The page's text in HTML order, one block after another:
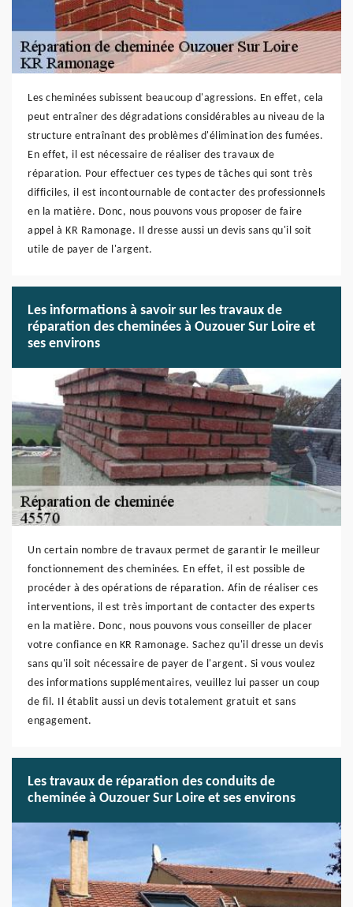
Les cheminées subissent beaucoup d'agressions. En effet, cela
peut entraîner des dégradations considérables au niveau de la
structure entraînant des problèmes d'élimination des fumées.
En effet, il est nécessaire de réaliser des travaux de
réparation. Pour effectuer ces types de tâches qui sont très
difficiles, il est incontournable de contacter des professionnels
en la matière. Donc, nous pouvons vous proposer de faire
appel à KR Ramonage. Il dresse aussi un devis sans qu'il soit
utile de payer de l'argent.
Les informations à savoir sur les travaux de
réparation des cheminées à Ouzouer Sur Loire et
ses environs
Un certain nombre de travaux permet de garantir le meilleur
fonctionnement des cheminées. En effet, il est possible de
procéder à des opérations de réparation. Afin de réaliser ces
interventions, il est très important de contacter des experts
en la matière. Donc, nous pouvons vous conseiller de placer
votre confiance en KR Ramonage. Sachez qu'il dresse un devis
sans qu'il soit nécessaire de payer de l'argent. Si vous voulez
des informations supplémentaires, veuillez lui passer un coup
de fil. Il établit aussi un devis totalement gratuit et sans
engagement.
Les travaux de réparation des conduits de
cheminée à Ouzouer Sur Loire et ses environs